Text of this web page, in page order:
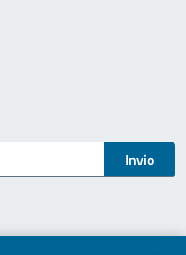
Invio